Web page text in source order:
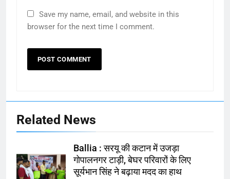
Save my name, email, and website in this
browser for the next time I comment.
Related News
Ballia : सरयू की कटान में उजड़ा
गोपालनगर टाड़ी, बेघर परिवारों के लिए
सूर्यभान सिंह ने बढ़ाया मदद का हाथ